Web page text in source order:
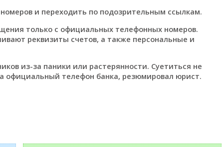
и переходить по подозрительным ссылкам.
только с официальных телефонных номеров.
реквизиты счетов, а также персональные и
из-за паники или растерянности. Суетиться не
официальный телефон банка, резюмировал юрист.